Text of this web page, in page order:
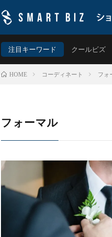
ムを提案します。
注目キーワード クールビズ
HOME コーディネート フォ
フォーマル